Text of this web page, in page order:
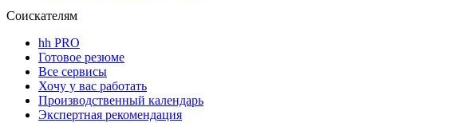
Соискателям
hh PRO
Готовое резюме
Все сервисы
Хочу у вас работать
Производственный календарь
Экспертная рекомендация